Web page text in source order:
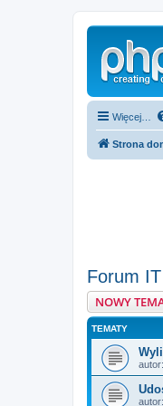
Więcej…
Strona
Forum IT
NOWY
TEMATY
autor:
autor: